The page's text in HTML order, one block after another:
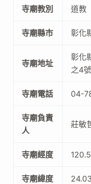
寺廟教別 道教
寺廟縣市 彰化
寺廟地址
彰化
之4號
寺廟電話 04-
寺廟負責
人
莊敏
寺廟經度
寺廟緯度